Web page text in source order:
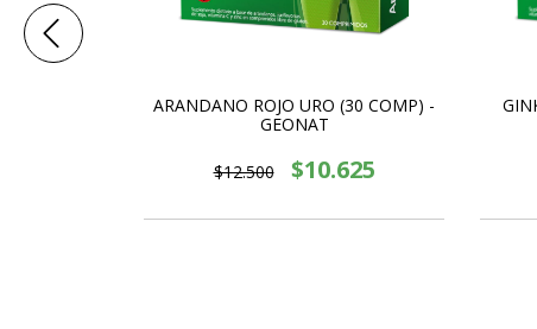
ARANDANO ROJO URO (30 COMP) -
GEONAT
$12.500 $10.625